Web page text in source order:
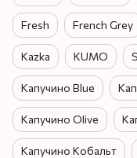
Fresh French Grey
Kazka KUMO
Капучино Blue
Капучино Olive
Капучино Кобальт